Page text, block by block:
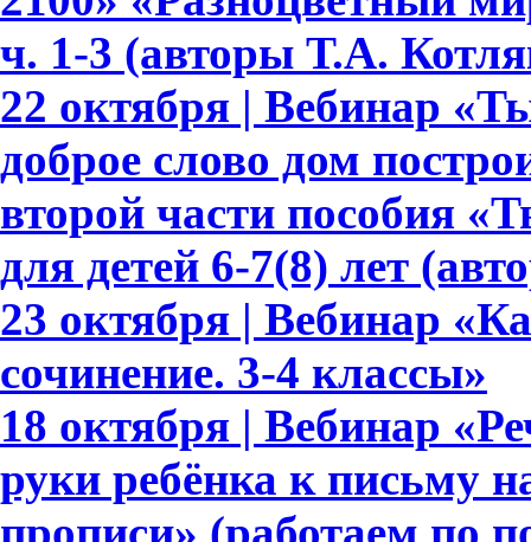
ч. 1-3 (авторы Т.А.
22 октября | Вебинар
доброе слово дом
второй части пособия
для детей 6-7(8) лет
23 октября | Вебинар
сочинение. 3-4 классы»
18 октября | Вебинар
руки ребёнка к письму